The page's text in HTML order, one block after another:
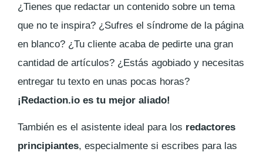
¿Tienes que redactar un contenido sobre un tema
que no te inspira? ¿Sufres el síndrome de la página
en blanco? ¿Tu cliente acaba de pedirte una gran
cantidad de artículos? ¿Estás agobiado y necesitas
entregar tu texto en unas pocas horas?
¡Redaction.io es tu mejor aliado!
También es el asistente ideal para los redactores
principiantes, especialmente si escribes para las